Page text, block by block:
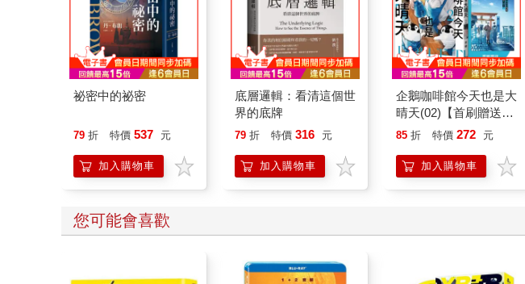
祕密中的祕密
79 折 特價 537 元
加入購物車
底層邏輯：看清這個世
界的底牌
79 折 特價 316 元
加入購物車
企鵝咖啡館今天也是大
晴天(02)【首刷贈送
「謹賀新年」收藏卡】
85 折 特價 272 元
加入購物車
您可能會喜歡